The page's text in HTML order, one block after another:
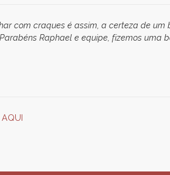
com craques é assim, a certeza de
Raphael e equipe, fizemos
AQUI